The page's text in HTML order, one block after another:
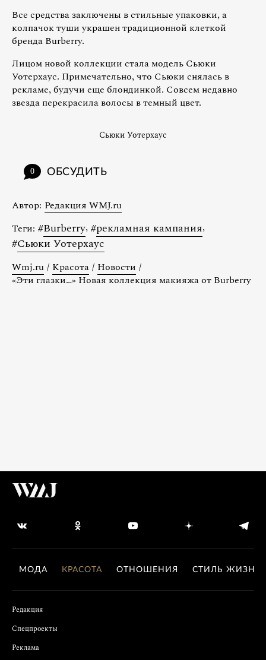
Все средства заключены в стильные упаковки, а
колпачок туши украшен традиционной клеткой
бренда Burberry.
Лицом новой коллекции стала модель Сьюки
Уотерхаус. Примечательно, что Сьюки снялась в
рекламе, будучи еще блондинкой. Совсем недавно
звезда перекрасила волосы в темный цвет.
Сьюки Уотерхаус
0 ОБСУДИТЬ
Автор: Редакция WMJ.ru
Теги: #Burberry, #рекламная кампания,
#Сьюки Уотерхаус
Wmj.ru / Красота / Новости /
«Эти глазки…» Новая коллекция макияжа от Burberry
МОДА КРАСОТА ОТНОШЕНИЯ СТИЛЬ ЖИЗНИ
Редакция
Спецпроекты
Реклама